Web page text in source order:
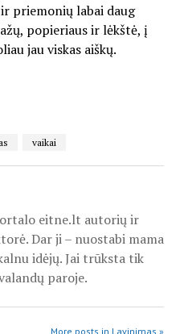
priemonių labai daug
popieriaus ir lėkštė, į
jau viskas aiškų.
vaikai
eitne.lt autorių ir
Dar ji – nuostabi mama
idėjų. Jai trūksta tik
paroje.
More posts in Lavinimas »